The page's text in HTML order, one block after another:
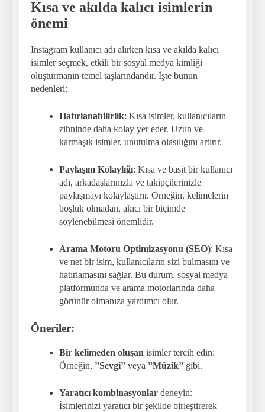
Kısa ve akılda kalıcı isimlerin
önemi
Instagram kullanıcı adı alırken kısa ve akılda kalıcı
isimler seçmek, etkili bir sosyal medya kimliği
oluşturmanın temel taşlarındandır. İşte bunun
nedenleri:
Hatırlanabilirlik: Kısa isimler, kullanıcıların
zihninde daha kolay yer eder. Uzun ve
karmaşık isimler, unutulma olasılığını artırır.
Paylaşım Kolaylığı: Kısa ve basit bir kullanıcı
adı, arkadaşlarınızla ve takipçilerinizle
paylaşmayı kolaylaştırır. Örneğin, kelimelerin
boşluk olmadan, akıcı bir biçimde
söylenebilmesi önemlidir.
Arama Motoru Optimizasyonu (SEO): Kısa
ve net bir isim, kullanıcıların sizi bulmasını ve
hatırlamasını sağlar. Bu durum, sosyal medya
platformunda ve arama motorlarında daha
görünür olmanıza yardımcı olur.
Öneriler:
Bir kelimeden oluşan isimler tercih edin:
Örneğin, ”Sevgi” veya ”Müzik” gibi.
Yaratıcı kombinasyonlar deneyin:
İsimlerinizi yaratıcı bir şekilde birleştirerek